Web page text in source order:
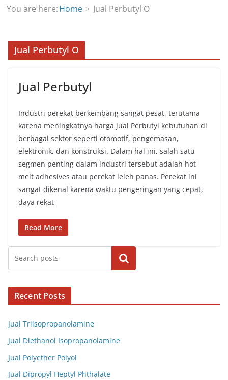
You are here:Home Jual Perbutyl O
Jual Perbutyl O
Jual Perbutyl
Industri perekat berkembang sangat pesat, terutama
karena meningkatnya harga jual Perbutyl kebutuhan di
berbagai sektor seperti otomotif, pengemasan,
elektronik, dan konstruksi. Dalam hal ini, salah satu
segmen penting dalam industri tersebut adalah hot
melt adhesives atau perekat leleh panas. Perekat ini
sangat dikenal karena waktu pengeringan yang cepat,
daya rekat
Read More
Cari
Recent Posts
Jual Triisopropanolamine
Jual Diethanol Isopropanolamine
Jual Polyether Polyol
Jual Dipropyl Heptyl Phthalate